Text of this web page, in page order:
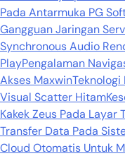
Pada Antarmuka PG
Gangguan Jaringan
Synchronous Audio
PlayPengalaman
Akses MaxwinTeknologi
Visual Scatter Hitam
Kakek Zeus Pada Layar
Transfer Data Pada
Cloud Otomatis Untuk